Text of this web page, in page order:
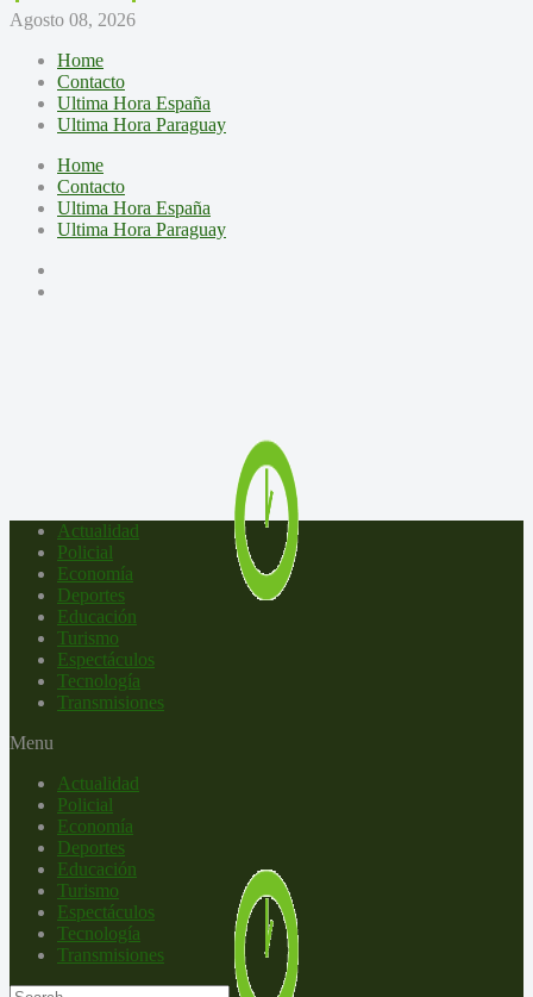
Agosto 08, 2026
Home
Contacto
Ultima Hora España
Ultima Hora Paraguay
Home
Contacto
Ultima Hora España
Ultima Hora Paraguay
Actualidad
Policial
Economía
Deportes
Educación
Turismo
Espectáculos
Tecnología
Transmisiones
Menu
Actualidad
Policial
Economía
Deportes
Educación
Turismo
Espectáculos
Tecnología
Transmisiones